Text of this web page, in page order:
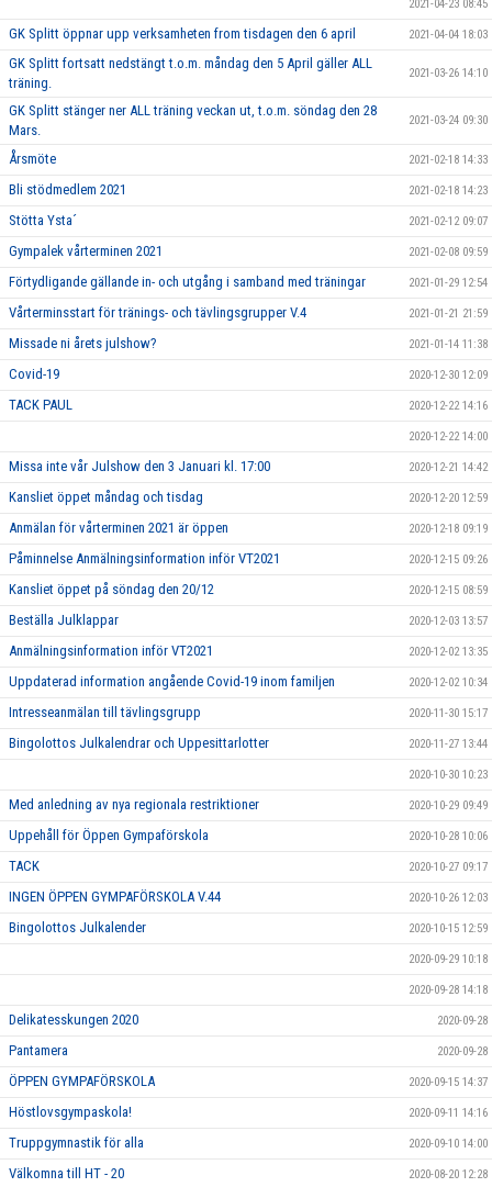
2021-04-23 08:45
GK Splitt öppnar upp verksamheten from tisdagen den 6 april 2021-04-04 18:03
GK Splitt fortsatt nedstängt t.o.m. måndag den 5 April gäller ALL
träning.
2021-03-26 14:10
GK Splitt stänger ner ALL träning veckan ut, t.o.m. söndag den 28
Mars.
2021-03-24 09:30
Årsmöte 2021-02-18 14:33
Bli stödmedlem 2021 2021-02-18 14:23
Stötta Ysta´ 2021-02-12 09:07
Gympalek vårterminen 2021 2021-02-08 09:59
Förtydligande gällande in- och utgång i samband med träningar 2021-01-29 12:54
Vårterminsstart för tränings- och tävlingsgrupper V.4 2021-01-21 21:59
Missade ni årets julshow? 2021-01-14 11:38
Covid-19 2020-12-30 12:09
TACK PAUL 2020-12-22 14:16
2020-12-22 14:00
Missa inte vår Julshow den 3 Januari kl. 17:00 2020-12-21 14:42
Kansliet öppet måndag och tisdag 2020-12-20 12:59
Anmälan för vårterminen 2021 är öppen 2020-12-18 09:19
Påminnelse Anmälningsinformation inför VT2021 2020-12-15 09:26
Kansliet öppet på söndag den 20/12 2020-12-15 08:59
Beställa Julklappar 2020-12-03 13:57
Anmälningsinformation inför VT2021 2020-12-02 13:35
Uppdaterad information angående Covid-19 inom familjen 2020-12-02 10:34
Intresseanmälan till tävlingsgrupp 2020-11-30 15:17
Bingolottos Julkalendrar och Uppesittarlotter 2020-11-27 13:44
2020-10-30 10:23
Med anledning av nya regionala restriktioner 2020-10-29 09:49
Uppehåll för Öppen Gympaförskola 2020-10-28 10:06
TACK 2020-10-27 09:17
INGEN ÖPPEN GYMPAFÖRSKOLA V.44 2020-10-26 12:03
Bingolottos Julkalender 2020-10-15 12:59
2020-09-29 10:18
2020-09-28 14:18
Delikatesskungen 2020 2020-09-28
Pantamera 2020-09-28
ÖPPEN GYMPAFÖRSKOLA 2020-09-15 14:37
Höstlovsgympaskola! 2020-09-11 14:16
Truppgymnastik för alla 2020-09-10 14:00
Välkomna till HT - 20 2020-08-20 12:28